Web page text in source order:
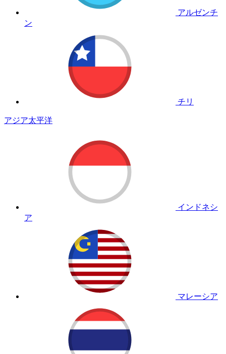
アルゼンチ
ン
チリ
アジア太平洋
インドネシ
ア
マレーシア